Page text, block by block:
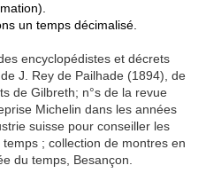
un temps décimalisé.
encyclopédistes et décrets
J. Rey de Pailhade (1894), de
de Gilbreth; n°s de la revue
Michelin dans les années
suisse pour conseiller les
; collection de montres en
du temps, Besançon.